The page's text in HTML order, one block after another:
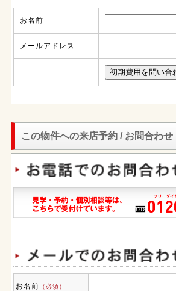
お名前
メールアドレス
この物件への来店予約 / お問合わせ
お名前 （必須）